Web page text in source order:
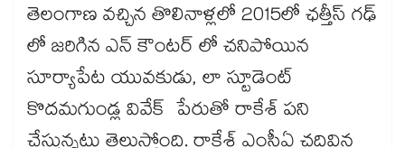
తెలంగాణ వచ్చిన తొలినాళ్లలో 2015లో ఛత్తీస్ గఢ్
లో జరిగిన ఎన్ కౌంటర్ లో చనిపోయిన
సూర్యాపేట యువకుడు, లా స్టూడెంట్
కొదమగుండ్ల వివేక్ పేరుతో రాకేశ్​ పని